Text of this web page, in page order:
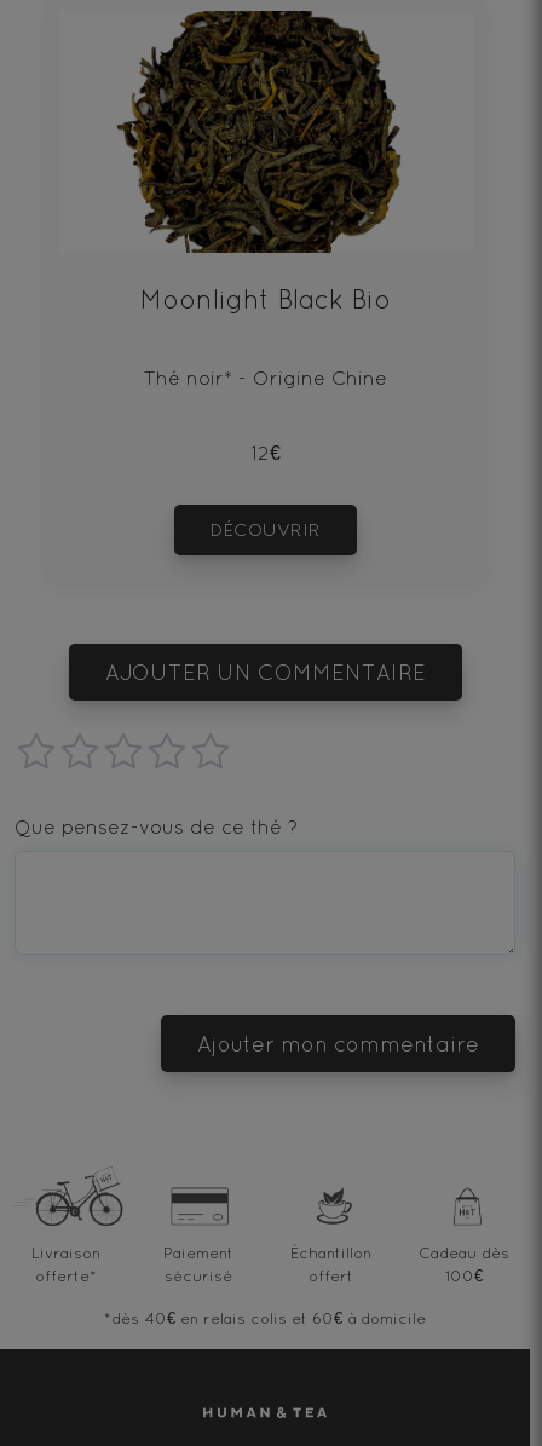
Moonlight Black Bio
Thé noir* - Origine Chine
12€
DÉCOUVRIR
AJOUTER UN COMMENTAIRE
star
—
—
stars
Que pensez-vous de ce thé ?
Ajouter mon commentaire
Livraison
offerte*
Paiement
sécurisé
Échantillon
offert
Cadeau dès
100€
*dès 40€ en relais colis et 60€ à domicile